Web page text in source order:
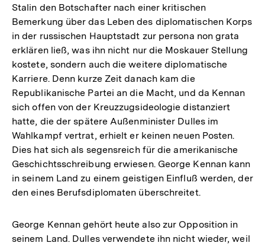
Stalin den Botschafter nach einer kritischen
Bemerkung über das Leben des diplomatischen Korps
in der russischen Hauptstadt zur persona non grata
erklären ließ, was ihn nicht nur die Moskauer Stellung
kostete, sondern auch die weitere diplomatische
Karriere. Denn kurze Zeit danach kam die
Republikanische Partei an die Macht, und da Kennan
sich offen von der Kreuzzugsideologie distanziert
hatte, die der spätere Außenminister Dulles im
Wahlkampf vertrat, erhielt er keinen neuen Posten.
Dies hat sich als segensreich für die amerikanische
Geschichtsschreibung erwiesen. George Kennan kann
in seinem Land zu einem geistigen Einfluß werden, der
den eines Berufsdiplomaten überschreitet.
George Kennan gehört heute also zur Opposition in
seinem Land. Dulles verwendete ihn nicht wieder, weil